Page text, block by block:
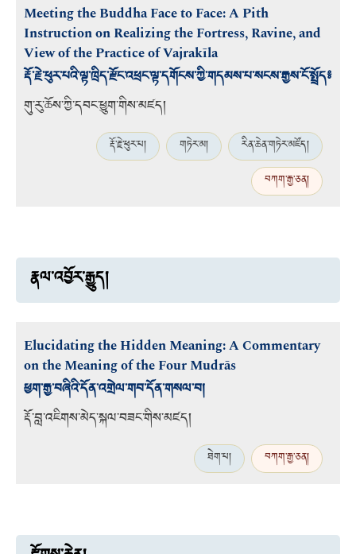
Meeting the Buddha Face to Face: A Pith
Instruction on Realizing the Fortress, Ravine, and
View of the Practice of Vajrakīla
རྡོ་རྗེ་ཕུར་པའི་ལྟ་ཁྲིད་རྫོང་འཕྲང་ལྟ་དགོངས་ཀྱི་གདམས་པ་སངས་རྒྱས་ངོ་སྤྲོད༔
གུ་རུ་ཆོས་ཀྱི་དབང་ཕྱུག་གིས་མཛད།
རྡོ་རྗེ་ཕུར་པ། གཏེར་མ།
རིན་ཆེན་གཏེར་མཛོད།
བཀག་རྒྱ་ཅན།
རྣལ་འབྱོར་རྒྱུད།
Elucidating the Hidden Meaning: A Commentary
on the Meaning of the Four Mudrās
ཕྱག་རྒྱ་བཞིའི་དོན་འགྲེལ་གབ་དོན་གསལ་བ།
རྡོ་བླ་འཇིགས་མེད་སྐལ་བཟང་གིས་མཛད།
ཐེག་པ། བཀག་རྒྱ་ཅན།